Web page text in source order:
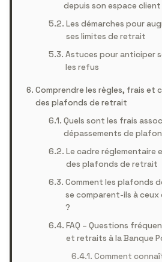
depuis son espace client
Les démarches pour
ses limites de retrait
Astuces pour anticiper
les refus
Comprendre les règles, frais et
des plafonds de retrait
Quels sont les frais
dépassements de
Le cadre réglementaire
des plafonds de retrait
Comment les plafonds
se comparent-ils à ceux
?
FAQ – Questions
et retraits à la Banque
Comment